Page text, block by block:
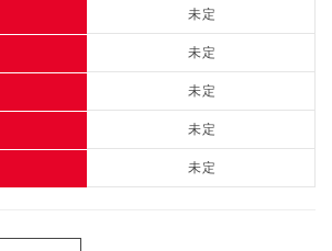
未定
未定
未定
未定
未定